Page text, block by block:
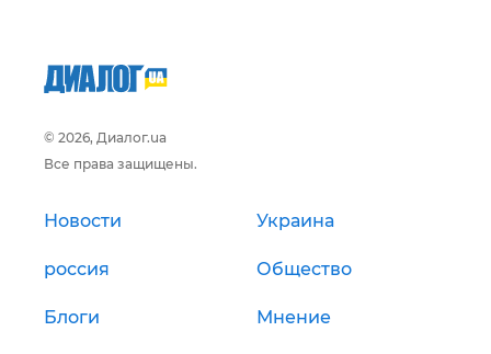
© 2026, Диалог.ua
Все права защищены.
Новости Украина
россия Общество
Блоги Мнение